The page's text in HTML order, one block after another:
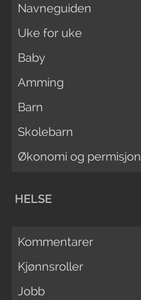
Navneguiden
Uke for uke
Baby
Amming
Barn
Skolebarn
Økonomi og permisjon
HELSE
Kommentarer
Kjønnsroller
Jobb